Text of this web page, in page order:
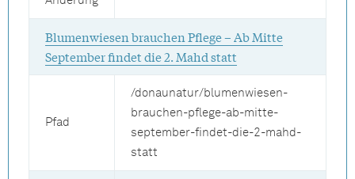
Blumenwiesen brauchen Pflege – Ab Mitte
September findet die 2. Mahd statt
Pfad
/donaunatur/blumenwiesen-
brauchen-pflege-ab-mitte-
september-findet-die-2-mahd-
statt